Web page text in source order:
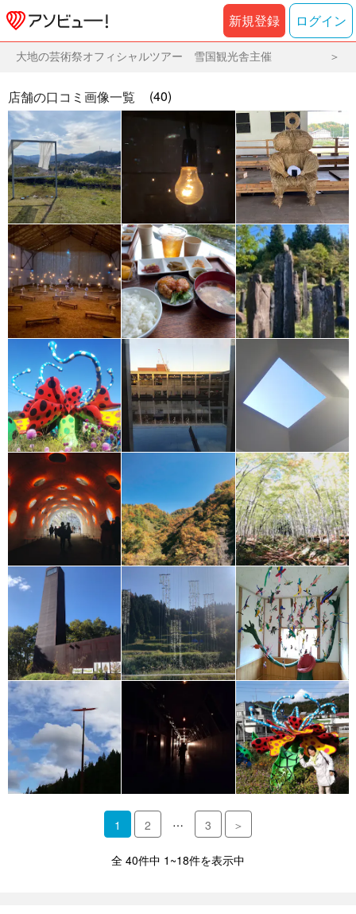
新規登録 ログイン
大地の芸術祭オフィシャルツアー 雪国観光舎主催
店舗の口コミ画像一覧 (40)
1 2 … 3 ＞
全 40件中 1~18件を表示中